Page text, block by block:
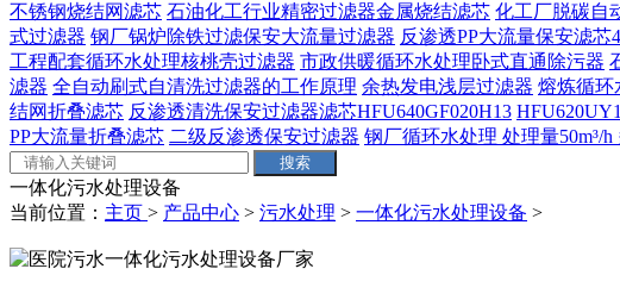
不锈钢烧结网滤芯 石油化工行业精密过滤器金属烧结滤芯 化工厂脱碳自
式过滤器 钢厂锅炉除铁过滤保安大流量过滤器 反渗透PP大流量保安滤芯
工程配套循环水处理核桃壳过滤器 市政供暖循环水处理卧式直通除污器
滤器 全自动刷式自清洗过滤器的工作原理 余热发电浅层过滤器 熔炼循环
结网折叠滤芯 反渗透清洗保安过滤器滤芯HFU640GF020H13
PP大流量折叠滤芯 二级反渗透保安过滤器 钢厂循环水处理 处理量50m³/
一体化污水处理设备
当前位置： 主页 > 产品中心 > 污水处理 > 一体化污水处理设备 >